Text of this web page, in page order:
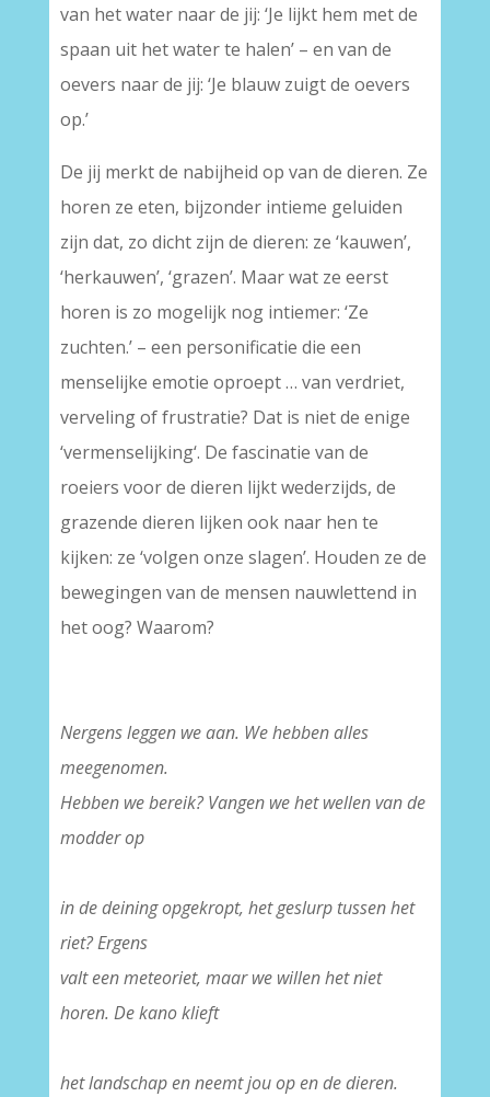
van het water naar de jij: ‘Je lijkt hem met de
spaan uit het water te halen’ – en van de
oevers naar de jij: ‘Je blauw zuigt de oevers
op.’
De jij merkt de nabijheid op van de dieren. Ze
horen ze eten, bijzonder intieme geluiden
zijn dat, zo dicht zijn de dieren: ze ‘kauwen’,
‘herkauwen’, ‘grazen’. Maar wat ze eerst
horen is zo mogelijk nog intiemer: ‘Ze
zuchten.’ – een personificatie die een
menselijke emotie oproept … van verdriet,
verveling of frustratie? Dat is niet de enige
‘vermenselijking‘. De fascinatie van de
roeiers voor de dieren lijkt wederzijds, de
grazende dieren lijken ook naar hen te
kijken: ze ‘volgen onze slagen’. Houden ze de
bewegingen van de mensen nauwlettend in
het oog? Waarom?
Nergens leggen we aan. We hebben alles
meegenomen.
Hebben we bereik? Vangen we het wellen van de
modder op
in de deining opgekropt, het geslurp tussen het
riet? Ergens
valt een meteoriet, maar we willen het niet
horen. De kano klieft
het landschap en neemt jou op en de dieren.